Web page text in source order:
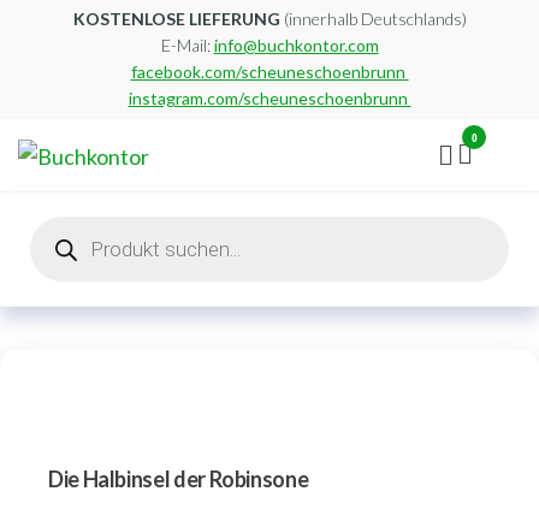
KOSTENLOSE LIEFERUNG (innerhalb Deutschlands)
E-Mail:info@buchkontor.com
facebook.com/scheuneschoenbrunn
instagram.com/scheuneschoenbrunn
0
search
Die Halbinsel der Robinsone